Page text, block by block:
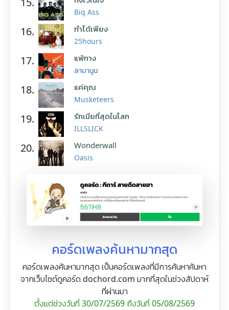
Big Ass
16. ทำได้เพียง
25hours
17. แพ้ทาง
ลาบานูน
18. แค่คุณ
Musketeers
19. รักเมียที่สุดในโลก
ILLSLICK
20. Wonderwall
Oasis
คอร์ดเพลงค้นหามากสุด
คอร์ดเพลงค้นหามากสุด เป็นคอร์ดเพลงที่มีการค้นหาค้นหา
จากเว็บไซต์ดูคอร์ด dochord.com มากที่สุดในช่วงสัปดาห์
ที่ผ่านมา
ตั้งแต่ช่วงวันที่ 30/07/2569 ถึงวันที่ 05/08/2569